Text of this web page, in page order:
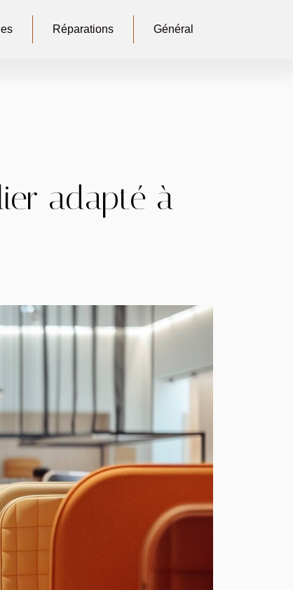
Réparations Général
adapté à